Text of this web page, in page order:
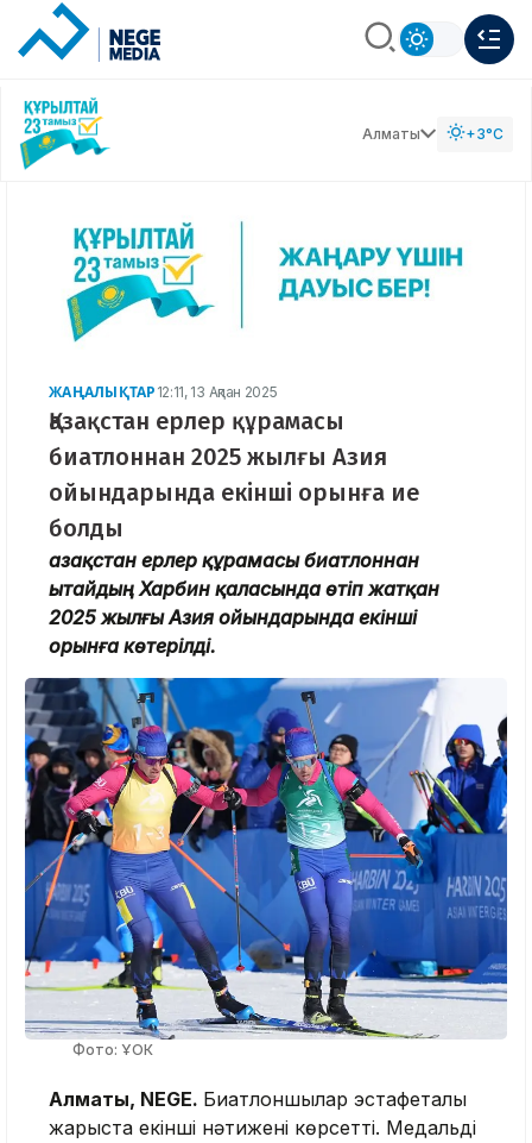
Алматы +3°C
ЖАҢАЛЫҚТАР 12:11, 13 Ақпан 2025
Қазақстан ерлер құрамасы
биатлоннан 2025 жылғы Азия
ойындарында екінші орынға ие
болды
Қазақстан ерлер құрамасы биатлоннан
Қытайдың Харбин қаласында өтіп жатқан
2025 жылғы Азия ойындарында екінші
орынға көтерілді.
Фото: ҰОК
Алматы, NEGE. Биатлоншылар эстафеталық
жарыста екінші нәтижені көрсетті. Медальді